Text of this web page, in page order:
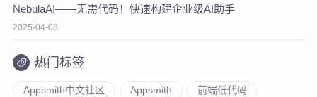
NebulaAI——无需代码！快速构建企业级AI助手
2025-04-03
热门标签
Appsmith中文社区 Appsmith 前端低代码